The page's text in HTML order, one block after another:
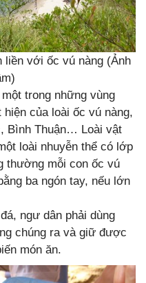
liền với ốc vú nàng (Ảnh
trong những vùng
của loài ốc vú nàng,
Bình Thuận… Loài vật
loài nhuyễn thể có lớp
thường mỗi con ốc vú
ba ngón tay, nếu lớn
ngư dân phải dùng
chúng ra và giữ được
món ăn.